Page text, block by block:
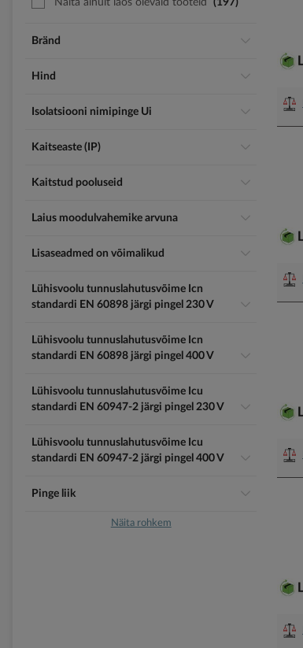
Näita ainult laos olevaid tooteid 197
Bränd
Hind
Isolatsiooni nimipinge Ui
Kaitseaste (IP)
Kaitstud pooluseid
Laius moodulvahemike arvuna
Lisaseadmed on võimalikud
Lühisvoolu tunnuslahutusvõime Icn
standardi EN 60898 järgi pingel 230 V
Lühisvoolu tunnuslahutusvõime Icn
standardi EN 60898 järgi pingel 400 V
Lühisvoolu tunnuslahutusvõime Icu
standardi EN 60947-2 järgi pingel 230 V
Lühisvoolu tunnuslahutusvõime Icu
standardi EN 60947-2 järgi pingel 400 V
Pinge liik
Näita rohkem